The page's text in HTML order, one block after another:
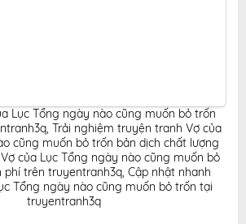
Lục Tổng ngày nào cũng muốn bỏ trốn
, Trải nghiệm truyện tranh Vợ của
cũng muốn bỏ trốn bản dịch chất lượng
của Lục Tổng ngày nào cũng muốn bỏ
phí trên truyentranh3q, Cập nhật nhanh
Tổng ngày nào cũng muốn bỏ trốn tại
truyentranh3q